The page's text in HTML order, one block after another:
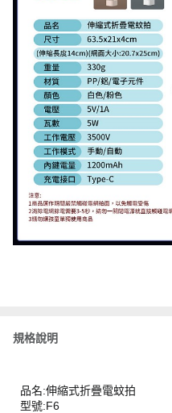
規格說明
品名:伸縮式折疊電蚊拍
型號:F6